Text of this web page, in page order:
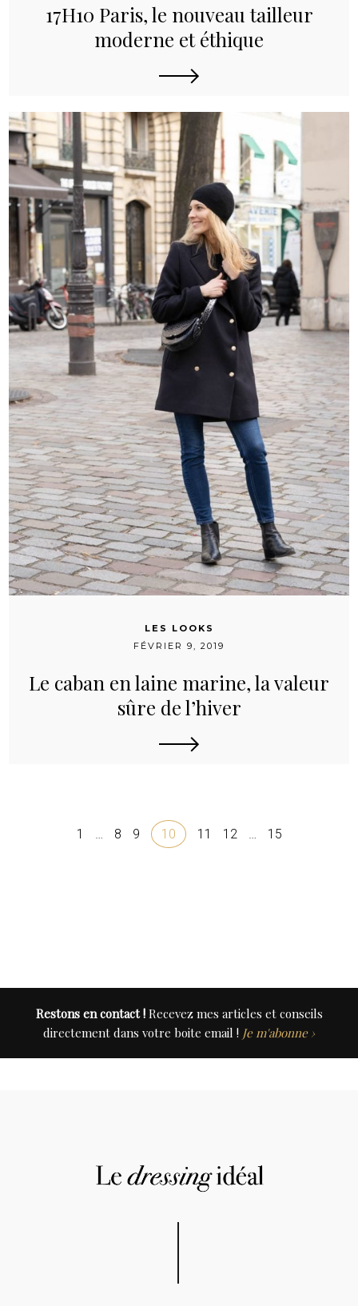
17H10 Paris, le nouveau tailleur
moderne et éthique
LES LOOKS
FÉVRIER 9, 2019
Le caban en laine marine, la valeur
sûre de l’hiver
1 … 8 9 10 11 12 … 15
Restons en contact !Recevez mes articles et conseils
directement dans votre boite email ! Je m'abonne ›